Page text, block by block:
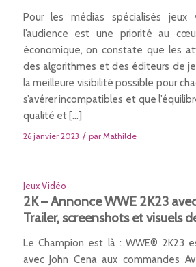
Pour les médias spécialisés
l’audience est une priorité au
économique, on constate que les
des algorithmes et des éditeurs de
la meilleure visibilité possible pour
s’avérer incompatibles et que
qualité et […]
26 janvier 2023 / par Mathilde
Jeux Vidéo
2K – Annonce WWE 2K23
Trailer, screenshots et visuels
Le Champion est là : WWE® 2K23
avec John Cena aux commandes